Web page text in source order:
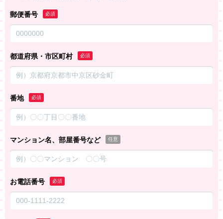
郵便番号 必須
都道府県・市区町村 必須
番地 必須
マンション名、部屋番号など 任意
お電話番号 必須